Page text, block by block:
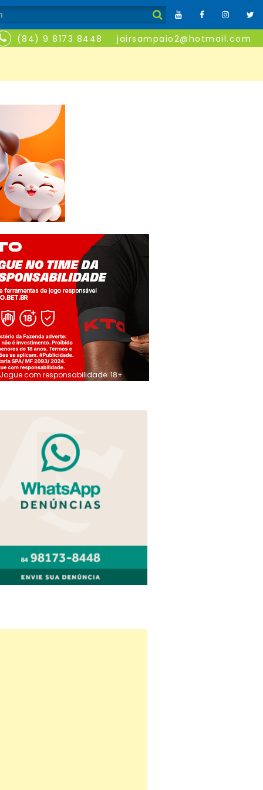
(84) 9 8173 8448 jairsampaio2@hotmail.com
Jogue com responsabilidade. 18+